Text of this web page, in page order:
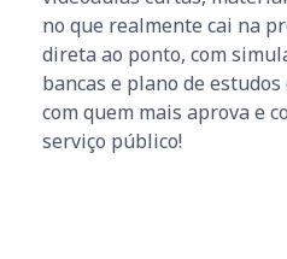
no que realmente cai na
direta ao ponto, com
bancas e plano de
com quem mais aprova e
serviço público!